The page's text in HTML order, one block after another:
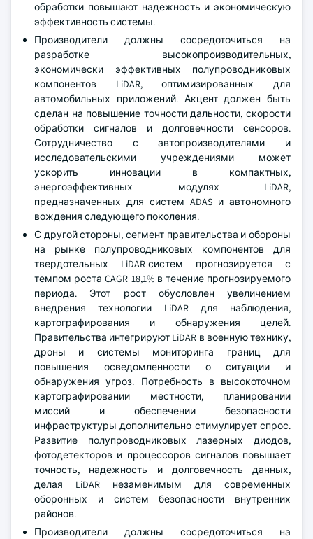
обработки повышают надежность и экономическую
эффективность системы.
Производители должны сосредоточиться на
разработке высокопроизводительных,
экономически эффективных полупроводниковых
компонентов LiDAR, оптимизированных для
автомобильных приложений. Акцент должен быть
сделан на повышение точности дальности, скорости
обработки сигналов и долговечности сенсоров.
Сотрудничество с автопроизводителями и
исследовательскими учреждениями может
ускорить инновации в компактных,
энергоэффективных модулях LiDAR,
предназначенных для систем ADAS и автономного
вождения следующего поколения.
С другой стороны, сегмент правительства и обороны
на рынке полупроводниковых компонентов для
твердотельных LiDAR-систем прогнозируется с
темпом роста CAGR 18,1% в течение прогнозируемого
периода. Этот рост обусловлен увеличением
внедрения технологии LiDAR для наблюдения,
картографирования и обнаружения целей.
Правительства интегрируют LiDAR в военную технику,
дроны и системы мониторинга границ для
повышения осведомленности о ситуации и
обнаружения угроз. Потребность в высокоточном
картографировании местности, планировании
миссий и обеспечении безопасности
инфраструктуры дополнительно стимулирует спрос.
Развитие полупроводниковых лазерных диодов,
фотодетекторов и процессоров сигналов повышает
точность, надежность и долговечность данных,
делая LiDAR незаменимым для современных
оборонных и систем безопасности внутренних
районов.
Производители должны сосредоточиться на